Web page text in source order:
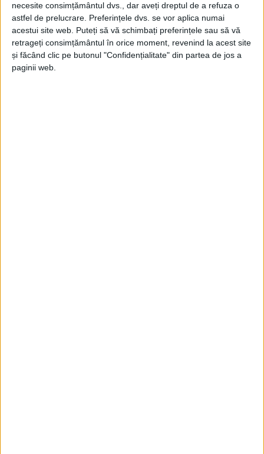
necesite consimțământul dvs., dar aveți dreptul de a refuza o
astfel de prelucrare. Preferințele dvs. se vor aplica numai
acestui site web. Puteți să vă schimbați preferințele sau să vă
retrageți consimțământul în orice moment, revenind la acest site
și făcând clic pe butonul "Confidențialitate" din partea de jos a
paginii web.
Arhive